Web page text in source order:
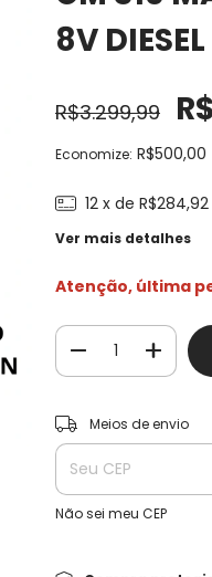
8V DIESEL
R$3.299,99
Economize: R$500,00
12 x de R$284,92
Ver mais detalhes
Atenção, última
Entregas para o CEP:
Meios de envio
Não sei meu CEP